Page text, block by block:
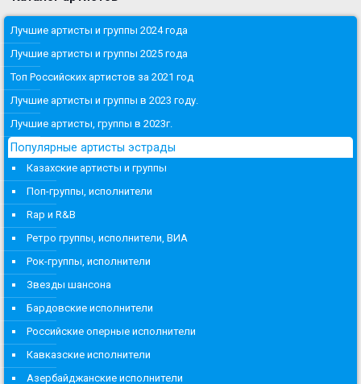
Лучшие артисты и группы 2024 года
Лучшие артисты и группы 2025 года
Топ Российских артистов за 2021 год
Лучшие артисты и группы в 2023 году.
Лучшие артисты, группы в 2023г.
Популярные артисты эстрады
Казахские артисты и группы
Поп-группы, исполнители
Rap и R&B
Ретро группы, исполнители, ВИА
Рок-группы, исполнители
Звезды шансона
Бардовские исполнители
Российские оперные исполнители
Кавказские исполнители
Азербайджанские исполнители